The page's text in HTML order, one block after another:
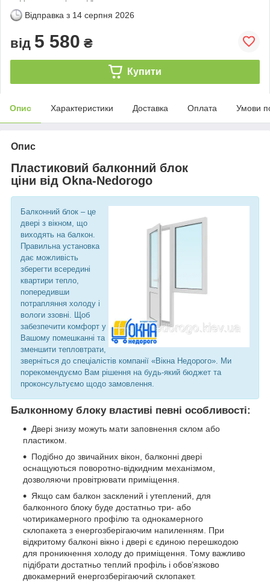
Відправка з 14 серпня 2026
від 5 580 ₴
Купити
Опис Характеристики Доставка Оплата Умови
Опис
Пластиковий балконний блок
ціни від Okna-Nedorogo
Балконний блок – це
двері з вікном, що
виходять на балкон.
Правильна установка
дає можливість
зберегти всередині
квартири тепло,
попередивши
потрапляння холоду і
вологи ззовні. Щоб
забезпечити комфорт у
Вашому помешканні та
зменшити тепловтрати,
зверніться до спеціалістів компанії «Вікна Недорого». Ми
порекомендуємо Вам рішення на будь-який бюджет та
проконсультуємо щодо замовлення.
Балконному блоку властиві певні особливості:
Двері знизу можуть мати заповнення склом або
пластиком.
Подібно до звичайних вікон, балконні двері
оснащуються поворотно-відкидним механізмом,
дозволяючи провітрювати приміщення.
Якщо сам балкон засклений і утеплений, для
балконного блоку буде достатньо три- або
чотирикамерного профілю та однокамерного
склопакета з енергозберігаючим напиленням. При
відкритому балконі вікно і двері є єдиною перешкодою
для проникнення холоду до приміщення. Тому важливо
підібрати достатньо теплий профіль і обов’язково
двокамерний енергозберігаючий склопакет.